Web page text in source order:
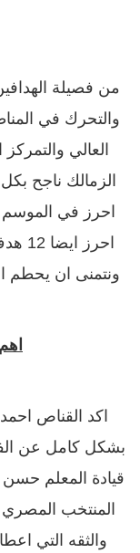
من فصيلة
والتحرك في
العالي
الزمالك ناجح
ونتمنى ان يحطم
اكد القناص
بشكل كامل عن
قيادة المعلم
المنتخب
والثقه التي